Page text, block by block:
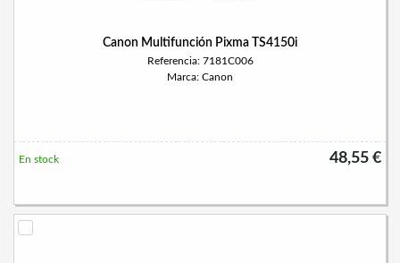
Canon Multifunción Pixma TS4150i
Referencia: 7181C006
Marca: Canon
48,55 €
En stock